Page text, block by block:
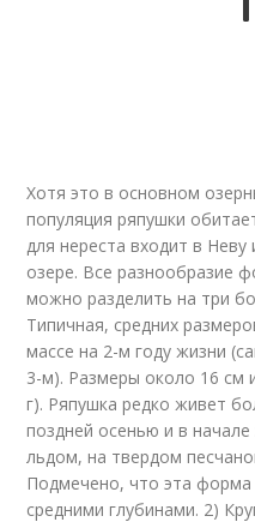
Хотя это в основном
популяция ряпушки
для нереста входит в
озере. Все разнообразие
можно разделить на три
Типичная, средних
массе на 2-м году жизни
3-м). Размеры около 16 см
г). Ряпушка редко живет
поздней осенью и в
льдом, на твердом
Подмечено, что эта форма
средними глубинами. 2)